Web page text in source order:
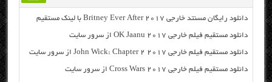
دانلود رایگان مسنتد خارجی Britney Ever After 2017 با لینک مستقیم
دانلود مستقیم فیلم خارجی OK Jaanu 2017 از سرور سایت
دانلود مستقیم فیلم خارجی John Wick: Chapter 2 2017 از سرور سایت
دانلود مستقیم فیلم خارجی Cross Wars 2017 از سرور سایت